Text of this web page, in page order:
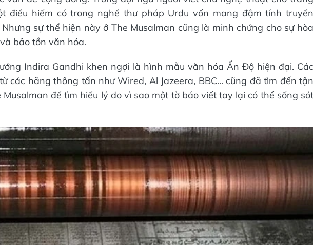
điều hiếm có trong nghề thư pháp Urdu vốn mang đậm tính truyền
sự thể hiện này ở The Musalman cũng là minh chứng cho sự hòa
bảo tồn văn hóa.
Indira Gandhi khen ngợi là hình mẫu văn hóa Ấn Độ hiện đại. Các
các hãng thông tấn như Wired, Al Jazeera, BBC… cũng đã tìm đến tận
để tìm hiểu lý do vì sao một tờ báo viết tay lại có thể sống sót